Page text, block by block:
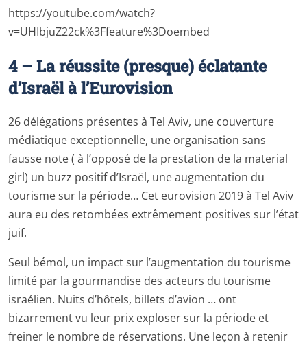
https://youtube.com/watch?
v=UHIbjuZ22ck%3Ffeature%3Doembed
4 – La réussite (presque) éclatante
d’Israël à l’Eurovision
26 délégations présentes à Tel Aviv, une couverture
médiatique exceptionnelle, une organisation sans
fausse note ( à l’opposé de la prestation de la material
girl) un buzz positif d’Israël, une augmentation du
tourisme sur la période… Cet eurovision 2019 à Tel Aviv
aura eu des retombées extrêmement positives sur l’état
juif.
Seul bémol, un impact sur l’augmentation du tourisme
limité par la gourmandise des acteurs du tourisme
israélien. Nuits d’hôtels, billets d’avion … ont
bizarrement vu leur prix exploser sur la période et
freiner le nombre de réservations. Une leçon à retenir